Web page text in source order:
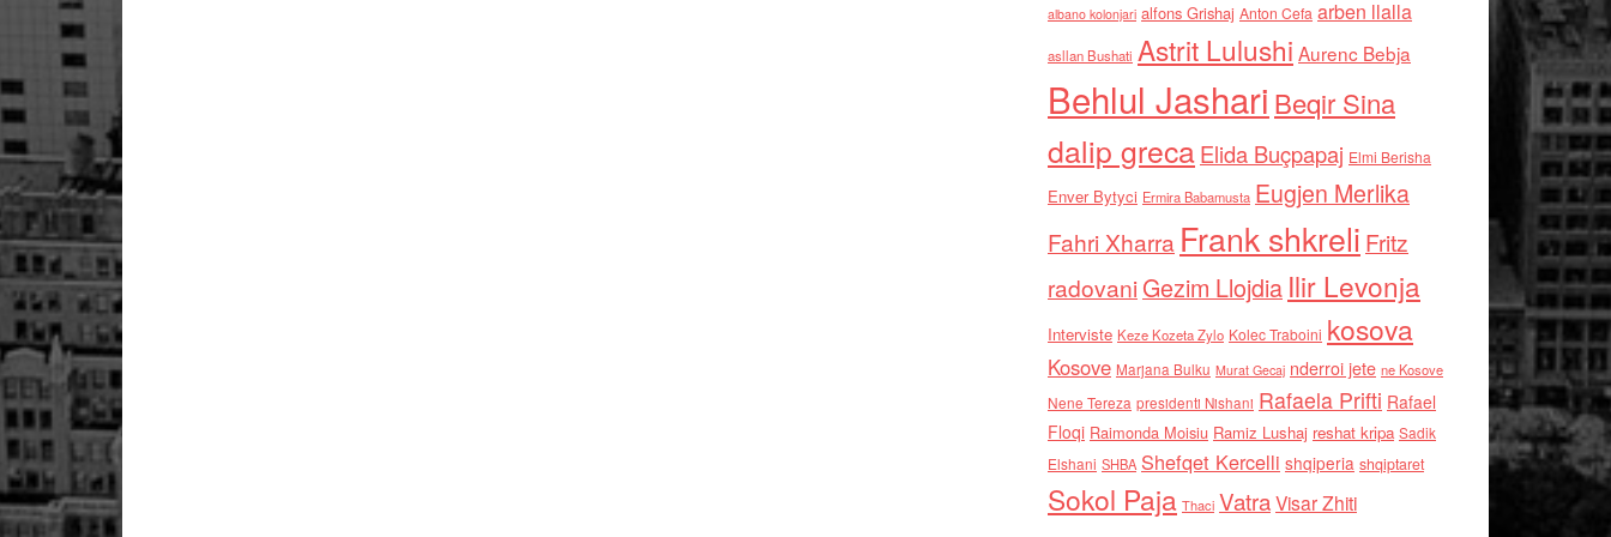
albano kolonjari alfons Grishaj Anton Cefa arben llalla
asllan Bushati Astrit Lulushi Aurenc Bebja
Behlul Jashari Beqir Sina
dalip grecaElida Buçpapaj Elmi Berisha
Enver Bytyci Ermira Babamusta Eugjen Merlika
Fahri Xharra Frank shkreli Fritz
radovaniGezim Llojdia Ilir Levonja
Interviste Keze Kozeta Zylo Kolec Traboini kosova
Kosove Marjana Bulku Murat Gecaj nderroi jete ne Kosove
Nene Tereza presidenti Nishani Rafaela Prifti Rafael
Floqi Raimonda Moisiu Ramiz Lushaj reshat kripa Sadik
Elshani SHBA Shefqet Kercelli shqiperia shqiptaret
Sokol Paja Thaci VatraVisar Zhiti